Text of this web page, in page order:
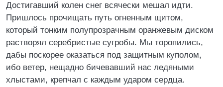
Достигавший колен снег всячески мешал идти.
Пришлось прочищать путь огненным щитом,
который тонким полупрозрачным оранжевым диском
растворял серебристые сугробы. Мы торопились,
дабы поскорее оказаться под защитным куполом,
ибо ветер, нещадно бичевавший нас ледяными
хлыстами, крепчал с каждым ударом сердца.